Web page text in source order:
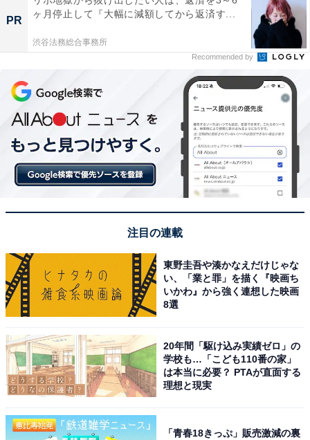
2位には、日曜劇場『ラストマンー全盲の捜査官ー』
（TBS系）に出演している大泉洋さんとなりました。
演劇ユニット「TEAM NACS」のメンバーで、バラエテ
ィ番組『水曜どうでしょう』（北海道テレビ）の出演を
きっかけに、その人気が全国区となった大泉さん。
『ラストマンー全盲の捜査官ー』で主演を務める福山雅
治さんとは、2010年放送のNHK大河ドラマ『龍馬伝』以
来、13年ぶりの共演となり、プライベートでも親交の深
PR
ヶ月停止して『大幅に減額してから返済す...
渋谷法務総合事務所
Recommended by
注目の連載
東野圭吾や湊かなえだけじゃな
い、「業と罪」を描く『映画ち
いかわ』から強く連想した映画
8選
20年間「駆け込み実績ゼロ」の
学校も…「こども110番の家」
は本当に必要？ PTAが直面する
理想と現実
「青春18きっぷ」販売激減の裏